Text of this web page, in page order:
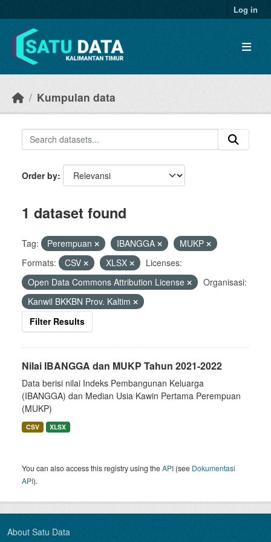
Log in
Kumpulan data
Order by
1 dataset found
Tag: Perempuan IBANGGA
MUKP
Formats:
CSV XLSX
Licenses:
Open Data Commons Attribution License
Organisasi:
Kanwil BKKBN Prov. Kaltim
Filter Results
Nilai IBANGGA dan MUKP Tahun 2021-2022
Data berisi nilai Indeks Pembangunan Keluarga
(IBANGGA) dan Median Usia Kawin Pertama Perempuan
(MUKP)
CSV XLSX
You can also access this registry using theAPI (see Dokumentasi
API).
About Satu Data